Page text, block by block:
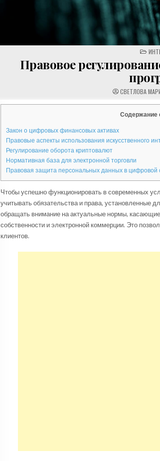
IN
Правовое
СВЕТЛОВА
Содержание
Закон о цифровых финансовых активах
Правовые аспекты использования искусственного
Регулирование оборота криптовалют
Нормативная база для электронной торговли
Правовая защита персональных данных в цифровой
Чтобы успешно функционировать в современных
учитывать обязательства и права, установленные
обращать внимание на актуальные нормы,
собственности и электронной коммерции. Это
клиентов.